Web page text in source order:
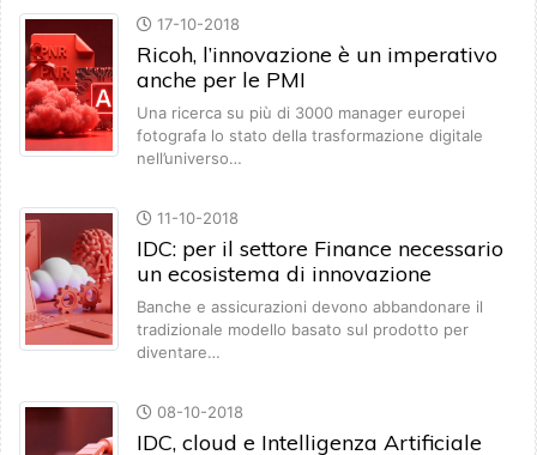
17-10-2018
Ricoh, l’innovazione è un imperativo
anche per le PMI
Una ricerca su più di 3000 manager europei
fotografa lo stato della trasformazione digitale
nell’universo…
11-10-2018
IDC: per il settore Finance necessario
un ecosistema di innovazione
Banche e assicurazioni devono abbandonare il
tradizionale modello basato sul prodotto per
diventare…
08-10-2018
IDC, cloud e Intelligenza Artificiale